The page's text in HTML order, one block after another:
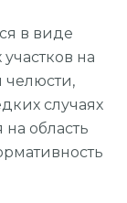
в виде
на
челюсти,
случаях
на область